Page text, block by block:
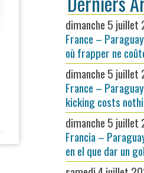
dimanche 5 juillet
France –
où frapper ne
dimanche 5 juillet
France –
kicking costs
dimanche 5 juillet
Francia –
en el que dar un